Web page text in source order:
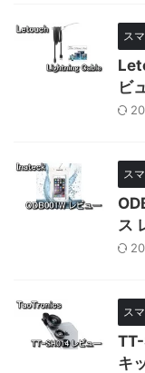
ス
ビ
ス
ス
ス
キ